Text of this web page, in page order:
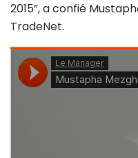
2015”, a confié
TradeNet.